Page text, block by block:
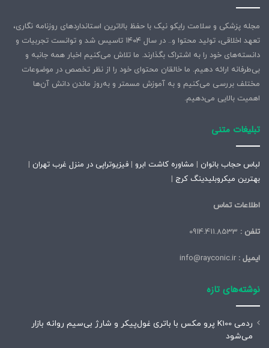
مجله پزشکی و سلامت رایکو نیک با حفظ بالاترین استانداردهای روزنامه نگاری،
تعهد اخلاقی، تولید محتوا و.. در سال ۱۴۰۴ تاسیس شد و توانست تجربیات و
دانسته‌های خود را به اشتراک بگذارند. ما تلاش می‌کنیم اخبار همه جانبه و
بی‌طرفانه ارائه دهیم. ما خالقان محتوای خود را از نظر تخصص در موضوعات
مختلف بررسی می‌کنیم و به آموزش مسمتر و به‌روز ماندن دانش آن‌ها
اهمیت بالایی می‌دهیم.
تبلیغات متنی
لباس حجاب بانوان | مشاوره کاشت ابرو | فیزیوتراپی در منزل غرب تهران |
بهترین میکروبلیدینگ کرج |
اطلاعات تماس
تلفن :
ایمیل :
نوشته‌های تازه
ردمی K100 پرو مکس با باتری غول‌پیکر و شارژ بی‌سیم روانه بازار
می‌شود